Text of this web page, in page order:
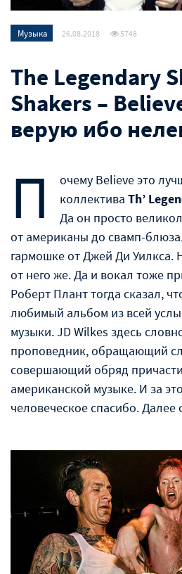
Музыка 26.08.2018 5748
The Legendary
Shakers –
верую ибо
П
очему Believe это
коллектива Th’
Да он просто
от американы до свамп-
гармошке от Джей Ди Уилкса.
от него же. Да и вокал тоже
Роберт Плант тогда сказал,
любимый альбом из всей
музыки. JD Wilkes здесь
проповедник, обращающий
совершающий обряд
американской музыке. И за
человеческое спасибо. Далее